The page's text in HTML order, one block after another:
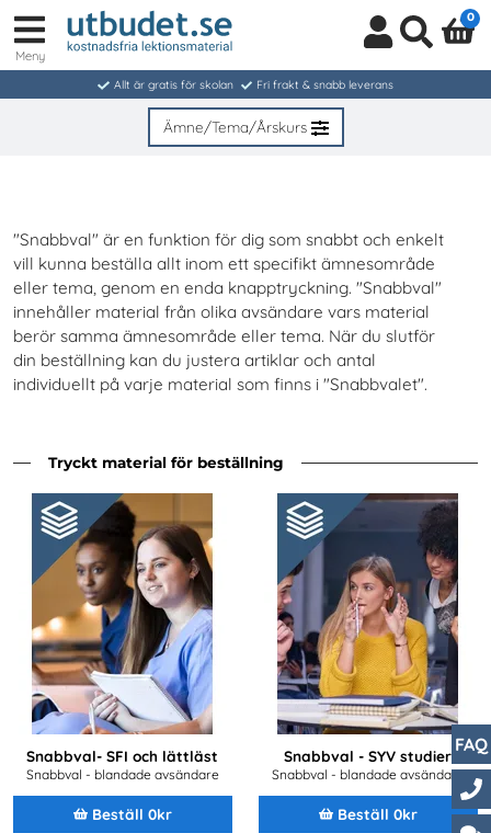
in
/
Meny
0
Allt är gratis för skolan Fri frakt & snabb leverans
Ämne/Tema/Årskurs
"Snabbval" är en funktion för dig som snabbt och enkelt
vill kunna beställa allt inom ett specifikt ämnesområde
eller tema, genom en enda knapptryckning. "Snabbval"
innehåller material från olika avsändare vars material
berör samma ämnesområde eller tema. När du slutför
din beställning kan du justera artiklar och antal
individuellt på varje material som finns i "Snabbvalet".
Tryckt material för beställning
Snabbval- SFI och lättläst
Snabbval - blandade avsändare
Beställ 0kr
Snabbval - SYV studier
Snabbval - blandade avsändare
Beställ 0kr
FAQ